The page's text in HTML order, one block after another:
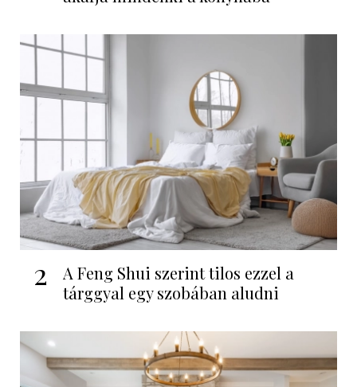
2
A Feng Shui szerint tilos ezzel a
tárggyal egy szobában aludni